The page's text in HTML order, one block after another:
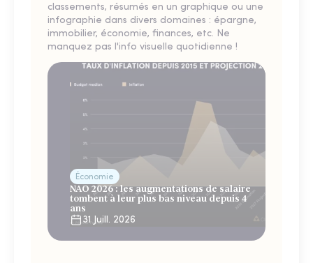
classements, résumés en un graphique ou une
infographie dans divers domaines : épargne,
immobilier, économie, finances, etc. Ne
manquez pas l'info visuelle quotidienne !
Économie
NAO 2026 : les augmentations de salaire
tombent à leur plus bas niveau depuis 4
ans
31 Juill. 2026